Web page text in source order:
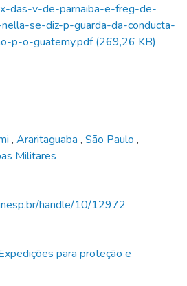
das-v-de-parnaiba-e-freg-de-
se-diz-p-guarda-da-conducta-
p-o-guatemy.pdf(269,26 KB)
, Araritaguaba , São Paulo ,
Militares
handle/10/12972
para proteção e